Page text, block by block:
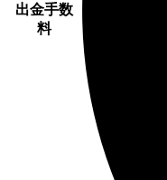
出金手数
料